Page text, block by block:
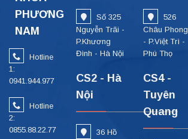
PHƯƠNG
NAM
Hotline
1:
0941.944.977
Hotline
2:
0855.88.22.77
Số 325
Nguyễn Trãi -
P.Khương
Đình - Hà Nội
CS2 - Hà
Nội
36 Hồ
526
Châu Phong
- P.Việt Trì -
Phú Thọ
CS4 -
Tuyên
Quang